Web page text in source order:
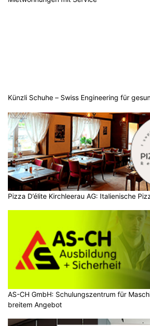
Künzli Schuhe – Swiss Engineering für
Pizza D’élite Kirchleerau AG: Italienische
AS-CH GmbH: Schulungszentrum für
breitem Angebot